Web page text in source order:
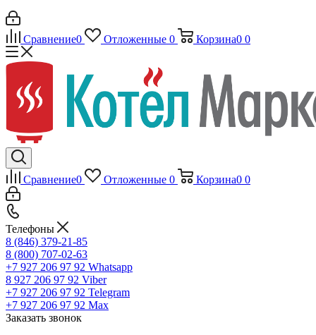
Сравнение0 Отложенные 0 Корзина0 0
Сравнение0 Отложенные 0 Корзина0 0
Телефоны
8 (846) 379-21-85
8 (800) 707-02-63
+7 927 206 97 92 Whatsapp
8 927 206 97 92 Viber
+7 927 206 97 92 Telegram
+7 927 206 97 92 Max
Заказать звонок